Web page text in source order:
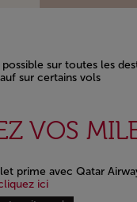
sur toutes les
sur certains vols
VOS
prime avec Qatar
iciOpen in a new